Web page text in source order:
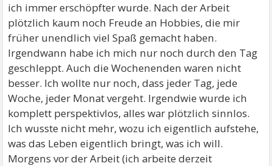
ich immer erschöpfter wurde. Nach der Arbeit
plötzlich kaum noch Freude an Hobbies, die mir
früher unendlich viel Spaß gemacht haben.
Irgendwann habe ich mich nur noch durch den Tag
geschleppt. Auch die Wochenenden waren nicht
besser. Ich wollte nur noch, dass jeder Tag, jede
Woche, jeder Monat vergeht. Irgendwie wurde ich
komplett perspektivlos, alles war plötzlich sinnlos.
Ich wusste nicht mehr, wozu ich eigentlich aufstehe,
was das Leben eigentlich bringt, was ich will.
Morgens vor der Arbeit (ich arbeite derzeit